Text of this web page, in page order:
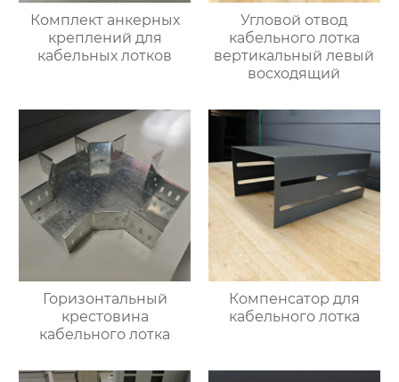
Комплект анкерных
креплений для
кабельных лотков
Угловой отвод
кабельного лотка
вертикальный левый
восходящий
Горизонтальный
крестовина
кабельного лотка
Компенсатор для
кабельного лотка